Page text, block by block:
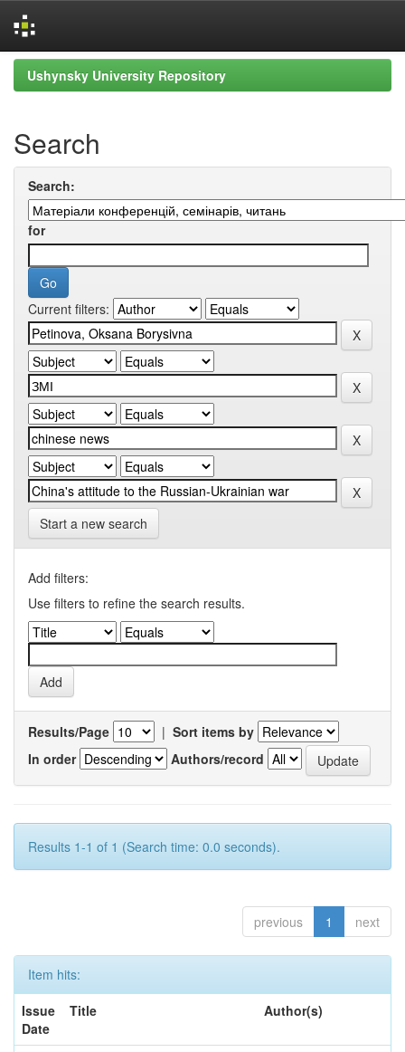
Skip
navigation
Ushynsky University Repository
Search
Search:
for
Current filters:
Start a new search
Add filters:
Use filters to refine the search results.
Results/Page | Sort items by
In order
Authors/record
Results 1-1 of 1 (Search time: 0.0 seconds).
previous 1 next
Item hits:
Issue
Date
Title Author(s)